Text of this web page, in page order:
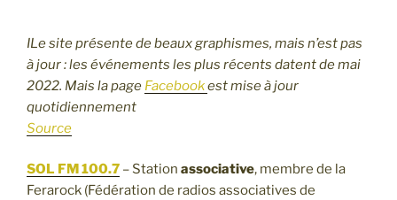
ILe site présente de beaux graphismes, mais n’est pas
à jour : les événements les plus récents datent de mai
2022. Mais la page Facebookest mise à jour
quotidiennement
Source
SOL FM 100.7 – Station associative, membre de la
Ferarock (Fédération de radios associatives de